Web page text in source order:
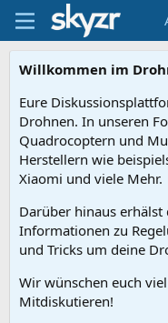
Willkommen im
Eure
Drohnen. In unseren
Quadrocoptern und
Herstellern wie
Xiaomi und viele Mehr.
Darüber hinaus
Informationen zu
und Tricks um deine
Wir wünschen euch
Mitdiskutieren!